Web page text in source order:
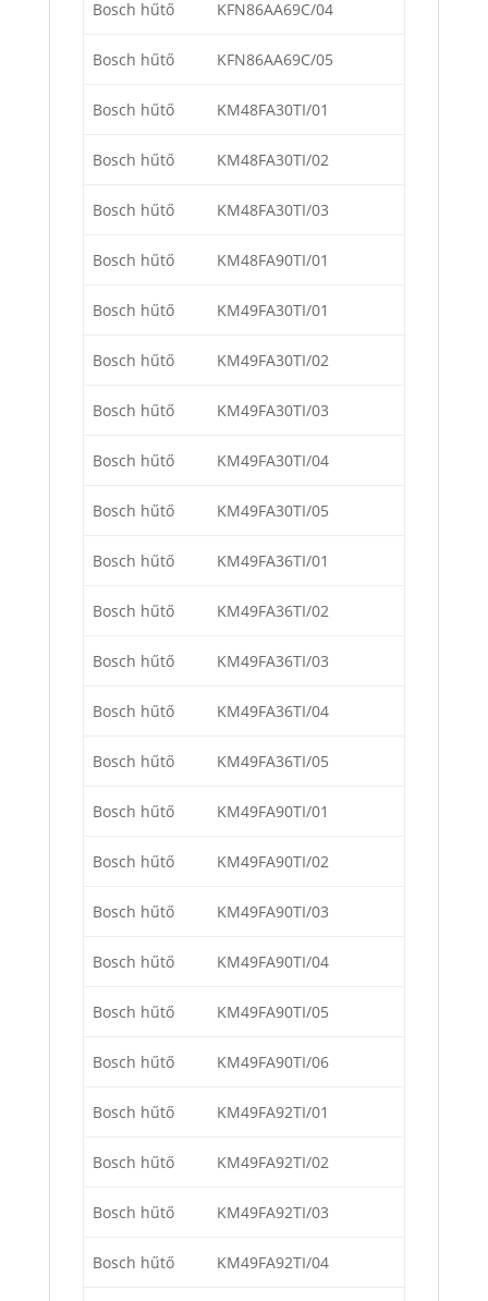
Bosch hűtő KFN86AA69C/04
Bosch hűtő KFN86AA69C/05
Bosch hűtő KM48FA30TI/01
Bosch hűtő KM48FA30TI/02
Bosch hűtő KM48FA30TI/03
Bosch hűtő KM48FA90TI/01
Bosch hűtő KM49FA30TI/01
Bosch hűtő KM49FA30TI/02
Bosch hűtő KM49FA30TI/03
Bosch hűtő KM49FA30TI/04
Bosch hűtő KM49FA30TI/05
Bosch hűtő KM49FA36TI/01
Bosch hűtő KM49FA36TI/02
Bosch hűtő KM49FA36TI/03
Bosch hűtő KM49FA36TI/04
Bosch hűtő KM49FA36TI/05
Bosch hűtő KM49FA90TI/01
Bosch hűtő KM49FA90TI/02
Bosch hűtő KM49FA90TI/03
Bosch hűtő KM49FA90TI/04
Bosch hűtő KM49FA90TI/05
Bosch hűtő KM49FA90TI/06
Bosch hűtő KM49FA92TI/01
Bosch hűtő KM49FA92TI/02
Bosch hűtő KM49FA92TI/03
Bosch hűtő KM49FA92TI/04